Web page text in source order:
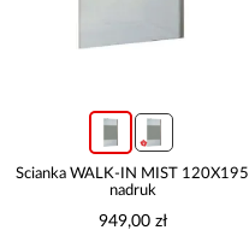
Ścianka WALK-IN MIST 120X195
nadruk
949,00 zł